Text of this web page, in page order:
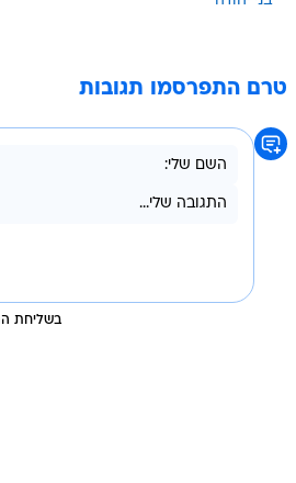
טרם התפרסמו תגובות
בשליחת